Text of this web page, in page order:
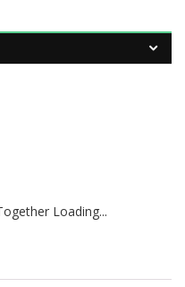
Loading...